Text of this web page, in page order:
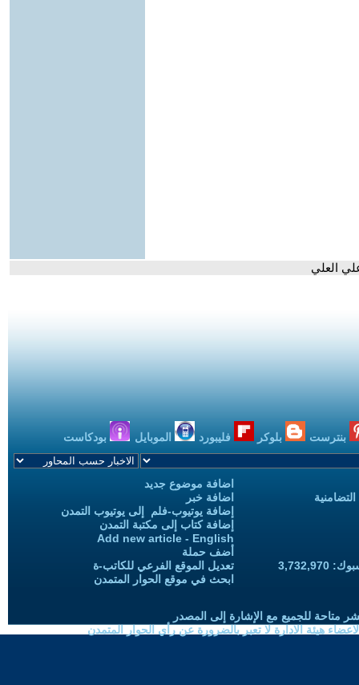
العلي
بنترست بلوكر فليبورد الموبايل بودكاست
اضافة موضوع جديد
اضافة خبر
إضافة يوتيوب-فلم إلى يوتيوب التمدن
إضافة كتاب إلى مكتبة التمدن
Add new article - English
أضف حملة
تعديل الموقع الفرعي للكاتب-ة
ابحث في موقع الحوار المتمدن
متاحة للجميع مع الإشارة إلى المصدر
هيئة الادارة لا تعبر بالضرورة عن رأي الحوار المتمدن